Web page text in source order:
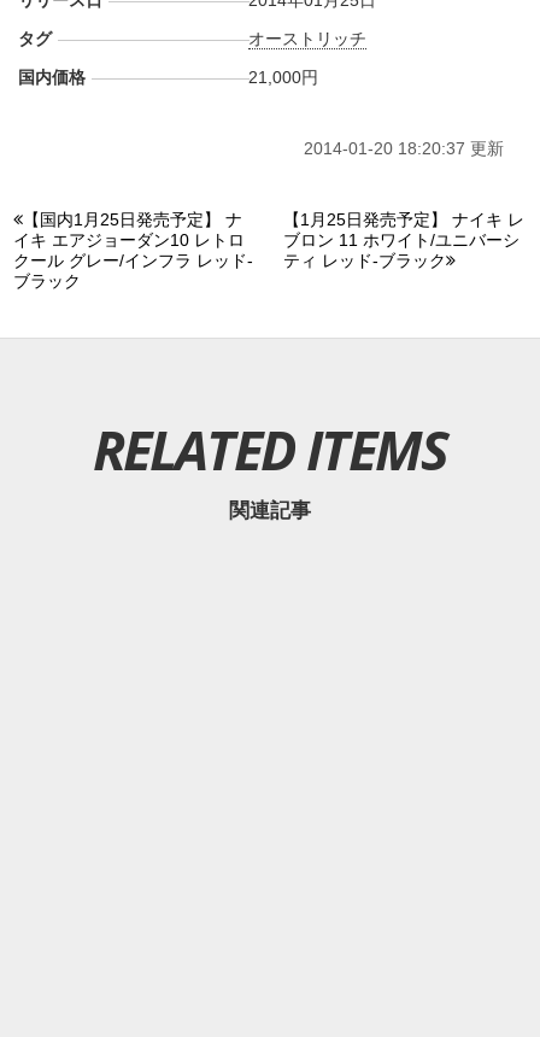
タグ
オーストリッチ
国内価格
21,000円
2014-01-20 18:20:37 更新
【国内1月25日発売予定】 ナ
イキ エアジョーダン10 レトロ
クール グレー/インフラ レッド-
ブラック
【1月25日発売予定】 ナイキ レ
ブロン 11 ホワイト/ユニバーシ
ティ レッド-ブラック
RELATED ITEMS
関連記事